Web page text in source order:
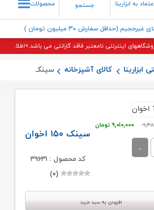
به ابزارینا جستجو محصولات
(حداقل سفارش ۳۰ میلیون تومان )
اینترنتی نامعتبر فاقد گارانتی می باشد.>اطلاعات
ابزارینا کالای آشپزخانه سینک ۱۵۰ اخوان
سینک ۱۵۰ اخوان
کد محصول : ۳۹۶۳۱
(۰)
قیمت
اصلی:
۹,۰۱۰,۰۰۰ تومان
فعلی:
۹,۰۱۰,۰۰۰ تومان.
افزودن به سبد خرید